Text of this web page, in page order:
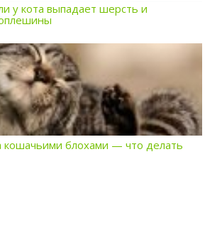
у кота выпадает шерсть и
кошачьими блохами — что делать